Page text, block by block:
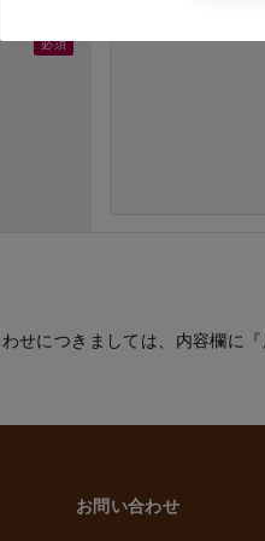
・(１)～(７)に記載した利
3. 個人情報の第三者へ
せにつきましては、内容欄に
お問い合わせ